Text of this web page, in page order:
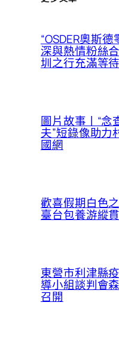
“OSDER奧斯
深與熱情粉絲
圳之行充滿等待
圖片故事丨“念
夫”短錄像助力
國網
歡喜假期白色
臺台包養游縱
東營市利津縣
導小組談判會
召開